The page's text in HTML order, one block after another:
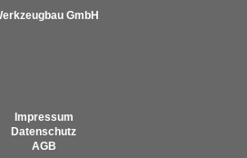
GmbH
Impressum
Datenschutz
AGB